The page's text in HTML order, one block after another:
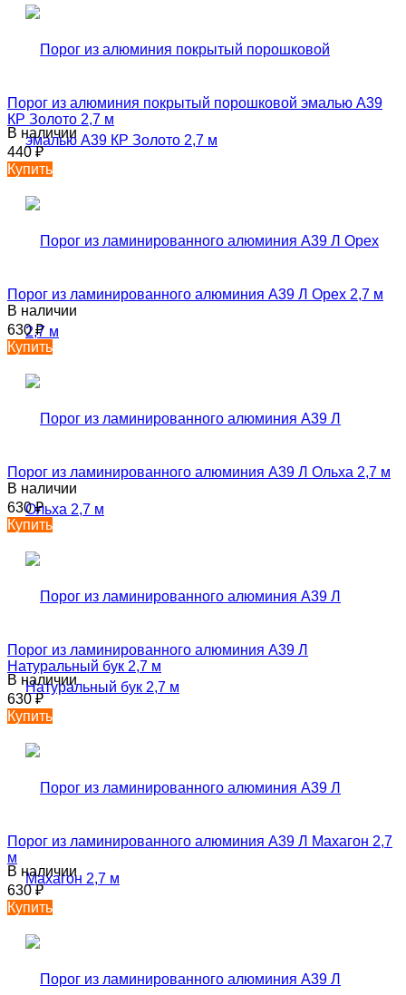
Порог из алюминия покрытый порошковой эмалью А39
КР Золото 2,7 м
В наличии
440₽
Купить
Порог из ламинированного алюминия А39 Л Орех 2,7 м
В наличии
630₽
Купить
Порог из ламинированного алюминия А39 Л Ольха 2,7 м
В наличии
630₽
Купить
Порог из ламинированного алюминия А39 Л
Натуральный бук 2,7 м
В наличии
630₽
Купить
Порог из ламинированного алюминия А39 Л Махагон 2,7
м
В наличии
630₽
Купить